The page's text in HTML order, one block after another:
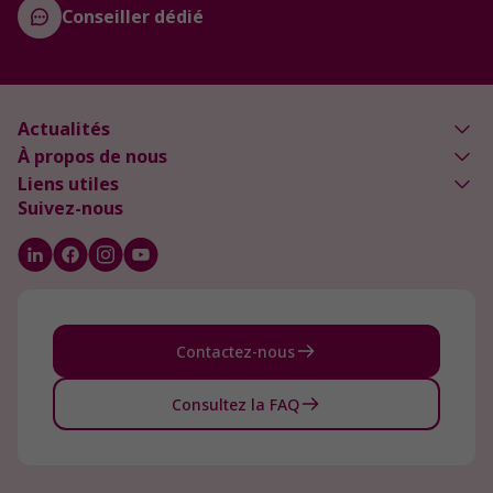
Conseiller dédié
Actualités
À propos de nous
Liens utiles
Suivez-nous
Contactez-nous
Consultez la FAQ